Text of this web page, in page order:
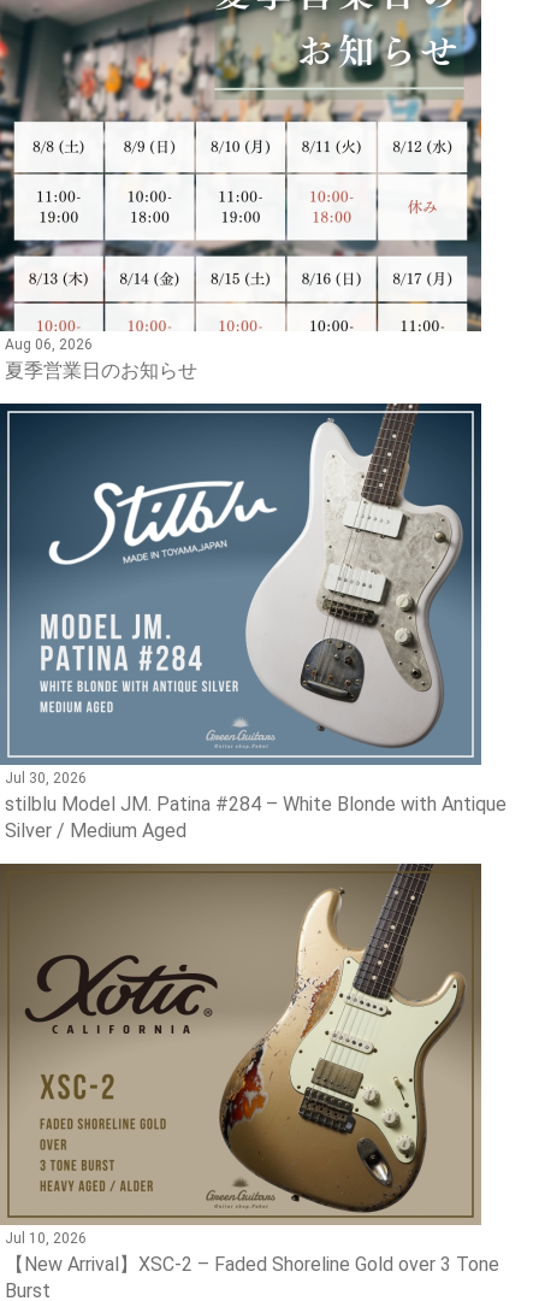
Aug 06, 2026
夏季営業日のお知らせ
Jul 30, 2026
stilblu Model JM. Patina #284 – White Blonde with Antique
Silver / Medium Aged
Jul 10, 2026
【New Arrival】XSC-2 – Faded Shoreline Gold over 3 Tone
Burst